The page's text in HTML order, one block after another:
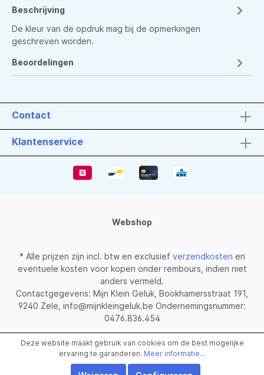
Beschrijving
De kleur van de opdruk mag bij de opmerkingen
geschreven worden.
Beoordelingen
Contact
Klantenservice
Webshop
* Alle prijzen zijn incl. btw en exclusief verzendkosten en
eventuele kosten voor kopen onder rembours, indien niet
anders vermeld.
Contactgegevens: Mijn Klein Geluk, Bookhamersstraat 191,
9240 Zele, info@mijnkleingeluk.be Ondernemingsnummer:
0476.836.454
Gerealiseerd met Shopware
Deze website maakt gebruik van cookies om de best mogelijke
ervaring te garanderen. Meer informatie...